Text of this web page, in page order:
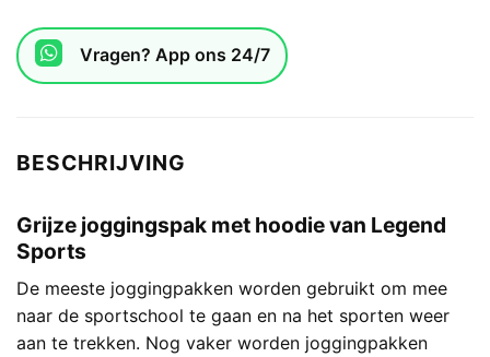
Vragen? App ons 24/7
BESCHRIJVING
Grijze joggingspak met hoodie van Legend
Sports
De meeste joggingpakken worden gebruikt om mee
naar de sportschool te gaan en na het sporten weer
aan te trekken. Nog vaker worden joggingpakken